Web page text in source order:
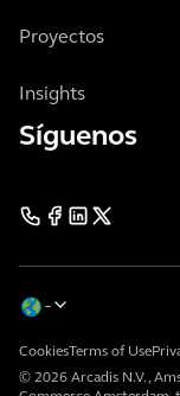
Proyectos
Insights
Síguenos
© 2026 Arcadis N.V.,
CookiesTerms of Use